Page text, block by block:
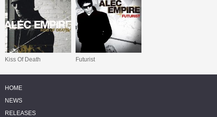
Kiss Of Death Futurist
HOME
NEWS
RELEASES